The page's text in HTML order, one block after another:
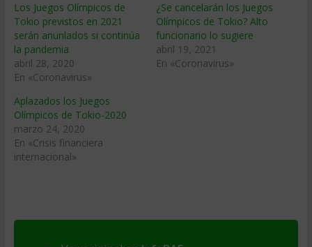
Los Juegos Olímpicos de
Tokio previstos en 2021
serán anunlados si continúa
la pandemia
abril 28, 2020
En «Coronavirus»
¿Se cancelarán los Juegos
Olímpicos de Tokio? Alto
funcionario lo sugiere
abril 19, 2021
En «Coronavirus»
Aplazados los Juegos
Olímpicos de Tokio-2020
marzo 24, 2020
En «Crisis financiera
internacional»